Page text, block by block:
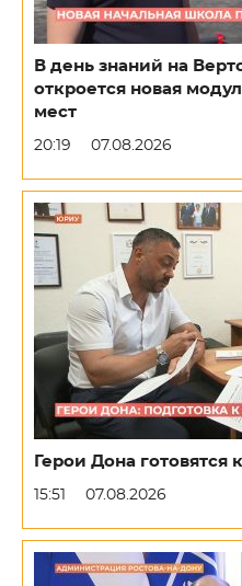
В день знаний на
откроется новая
мест
20:19 07.08.2026
Герои Дона готовятся
15:51 07.08.2026